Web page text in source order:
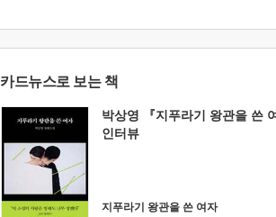
카드뉴스로 보는 책
박상영 『지푸라기 왕관을 쓴
인터뷰
지푸라기 왕관을 쓴 여자